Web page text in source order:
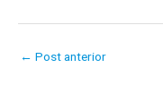
← Post anterior